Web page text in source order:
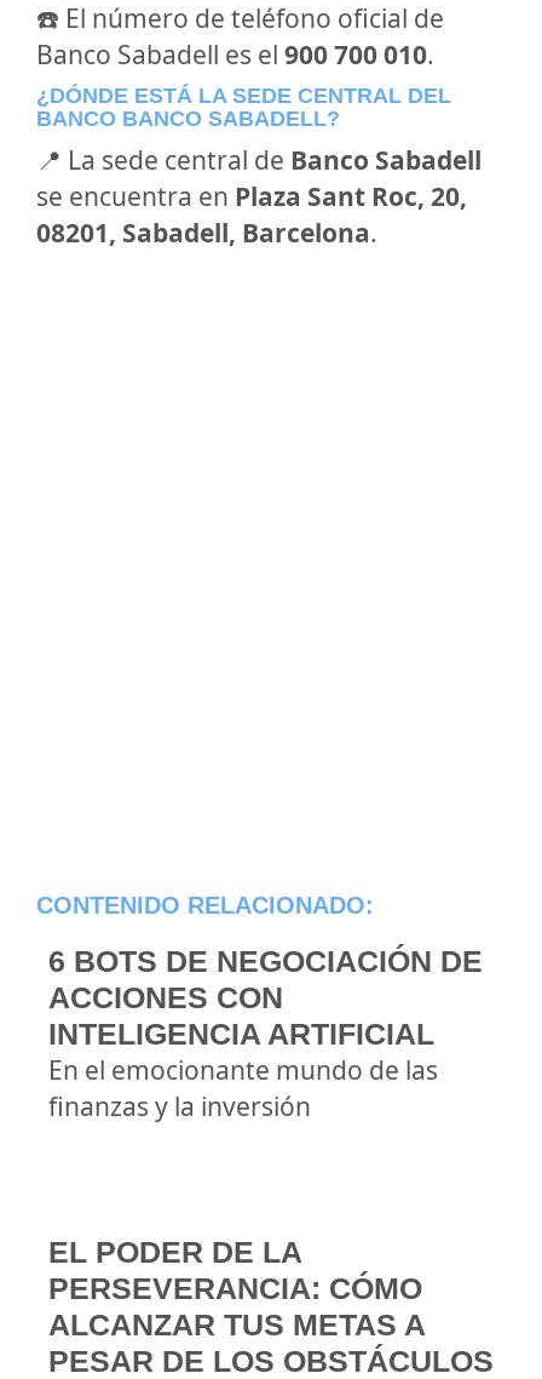
☎️ El número de teléfono oficial de
Banco Sabadell es el 900 700 010.
¿DÓNDE ESTÁ LA SEDE CENTRAL DEL
BANCO BANCO SABADELL?
📍 La sede central de Banco Sabadell
se encuentra en Plaza Sant Roc, 20,
08201, Sabadell, Barcelona.
CONTENIDO RELACIONADO:
6 BOTS DE NEGOCIACIÓN DE
ACCIONES CON
INTELIGENCIA ARTIFICIAL
En el emocionante mundo de las
finanzas y la inversión
EL PODER DE LA
PERSEVERANCIA: CÓMO
ALCANZAR TUS METAS A
PESAR DE LOS OBSTÁCULOS